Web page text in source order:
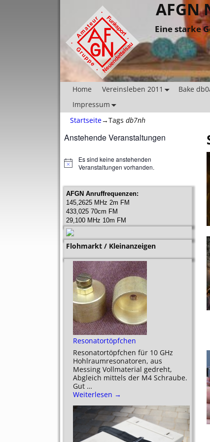
AFGN
Eine starke
Home Vereinsleben 2011 Bake
Impressum
Startseite→Tags db7nh
Anstehende Veranstaltungen
H
w
e
s
Es sind keine anstehenden
Veranstaltungen vorhanden.
AFGN Anruffrequenzen:
145,2625 MHz 2m FM
433,025 70cm FM
29,100 MHz 10m FM
Flohmarkt / Kleinanzeigen
Resonatortöpfchen
Resonatortöpfchen für 10 GHz
Hohlraumresonatoren, aus
Messing Vollmaterial gedreht,
Abgleich mittels der M4 Schraube.
Gut …
Weiterlesen →